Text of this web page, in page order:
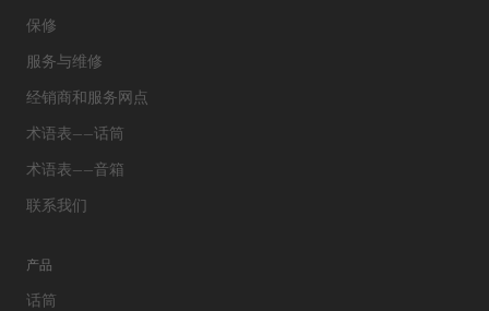
保修
服务与维修
经销商和服务网点
术语表——话筒
术语表——音箱
联系我们
产品
话筒